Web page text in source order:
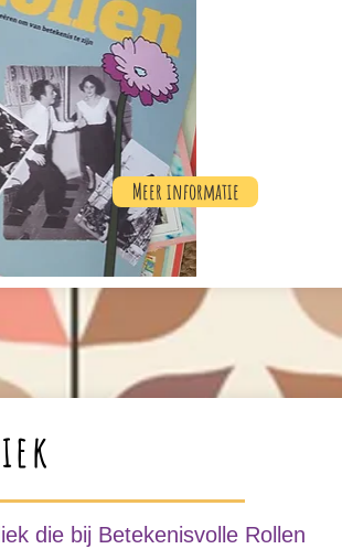
Meer informatie
die bij Betekenisvolle Rollen